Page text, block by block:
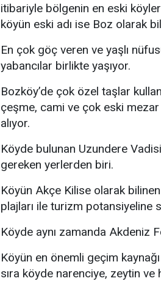
itibariyle bölgenin en eski
köyün eski adı ise Boz olarak
En çok göç veren ve yaşlı
yabancılar birlikte yaşıyor.
Bozköy’de çok özel taşlar
çeşme, cami ve çok eski
alıyor.
Köyde bulunan Uzundere
gereken yerlerden biri.
Köyün Akçe Kilise olarak
plajları ile turizm potansiyeline
Köyde aynı zamanda Akdeniz
Köyün en önemli geçim
sıra köyde narenciye, zeytin ve